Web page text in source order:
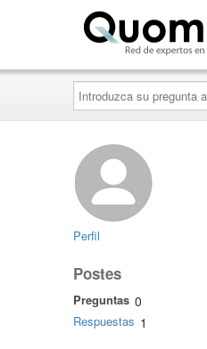
Introduzca
su
pregunta
aquí...
Perfil
Postes
Preguntas 0
Respuestas 1